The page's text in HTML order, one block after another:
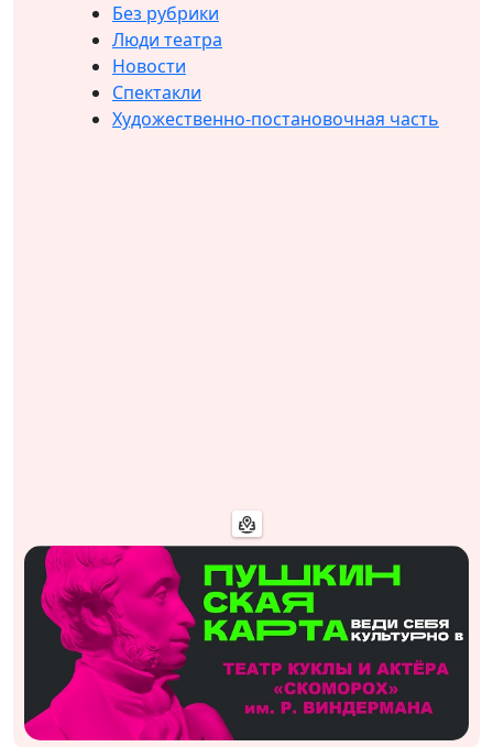
Без рубрики
Люди театра
Новости
Спектакли
Художественно-постановочная часть